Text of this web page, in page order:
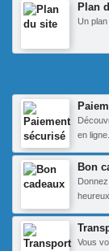
Plan
Un
en ligne.
Bon
heureux.
Vous